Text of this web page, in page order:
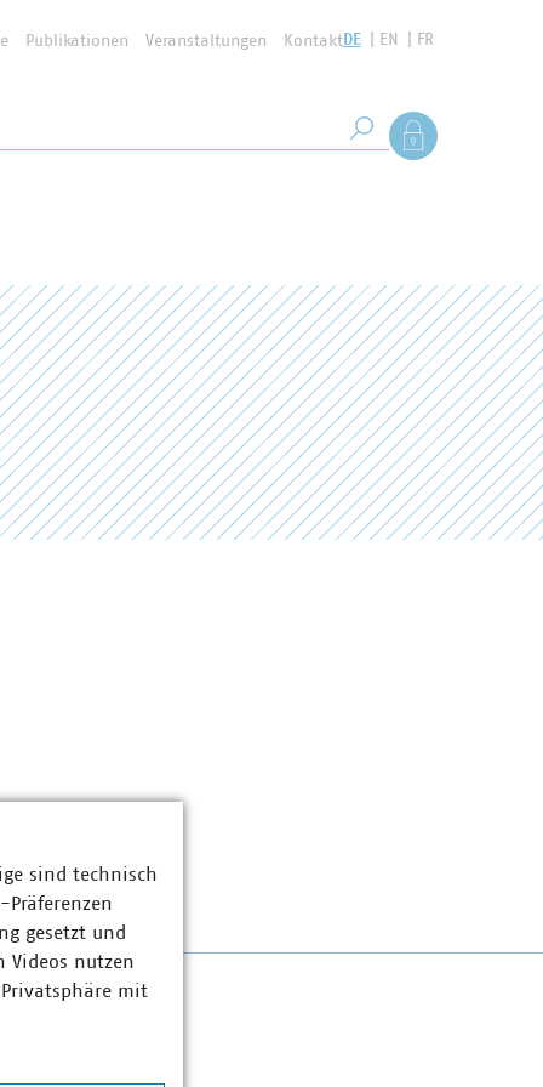
Publikationen Veranstaltungen KontaktDE EN FR
Suche starten
Als Mitglied
sind technisch
gesetzt und
Videos nutzen
mit